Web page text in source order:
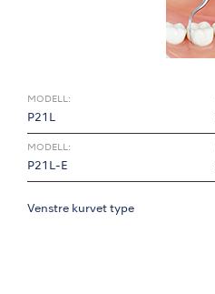
MODELL:
P21L
MODELL:
P21L-E
Venstre kurvet type